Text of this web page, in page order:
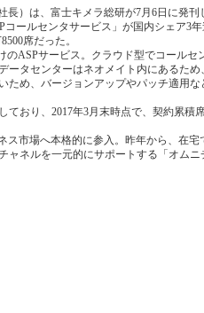
）は、富士キメラ総研が7月6日に発刊
コールセンタサービス」が国内シェア3
席だった。
ASPサービス。クラウド型でコールセ
ータセンターはネオメイト内にあるた
ため、バージョンアップやパッチ適用
おり、2017年3月末時点で、契約累積
市場へ本格的に参入。昨年から、在宅
ャネルを一元的にサポートする「オム